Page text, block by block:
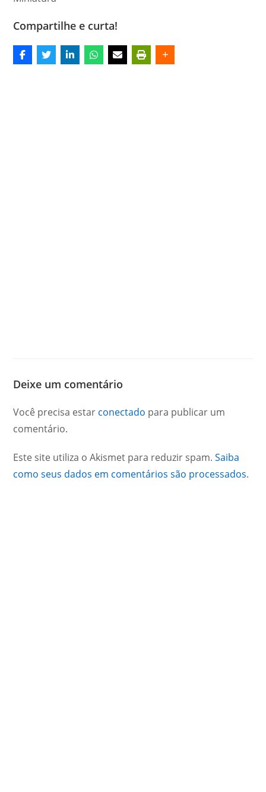
Compartilhe e curta!
Deixe um comentário
Você precisa estar conectado para publicar um
comentário.
Este site utiliza o Akismet para reduzir spam.Saiba
como seus dados em comentários são processados.